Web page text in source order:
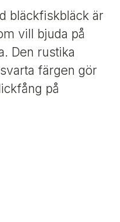
bläckfiskbläck är
vill bjuda på
Den rustika
färgen gör
på